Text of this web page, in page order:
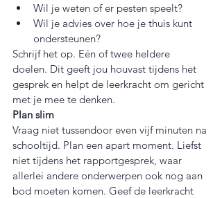
Wil je weten of er pesten speelt?
Wil je advies over hoe je thuis kunt
ondersteunen?
Schrijf het op. Eén of twee heldere
doelen. Dit geeft jou houvast tijdens het
gesprek en helpt de leerkracht om gericht
met je mee te denken.
Plan slim
Vraag niet tussendoor even vijf minuten na
schooltijd. Plan een apart moment. Liefst
niet tijdens het rapportgesprek, waar
allerlei andere onderwerpen ook nog aan
bod moeten komen. Geef de leerkracht